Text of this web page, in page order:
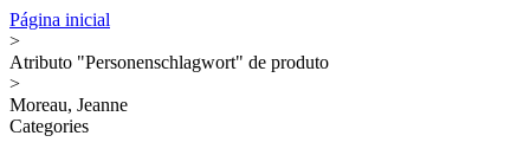
Página inicial
>
Atributo "Personenschlagwort" de produto
>
Moreau, Jeanne
Categories